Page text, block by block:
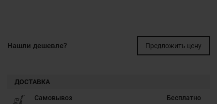
Нашли дешевле? Предложить цену
ДОСТАВКА
Самовывоз Бесплатно